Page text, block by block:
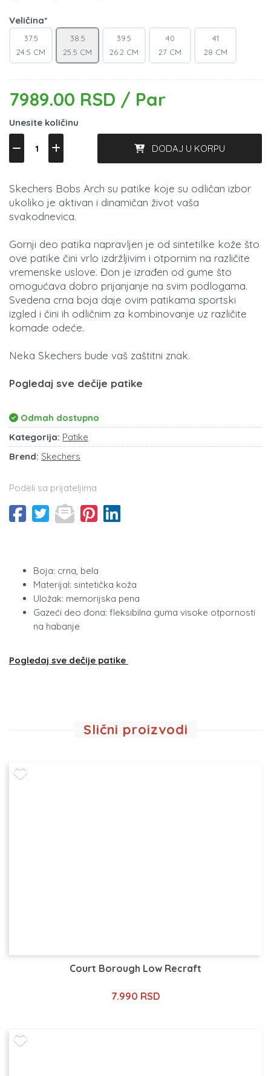
Veličina*
37.5
24.5 CM
38.5
25.5 CM
39.5
26.2 CM
40
27 CM
41
28 CM
7989.00 RSD / Par
Unesite količinu
DODAJ U KORPU
Skechers Bobs Arch su patike koje su odličan izbor
ukoliko je aktivan i dinamičan život vaša
svakodnevica.
Gornji deo patika napravljen je od sintetilke kože što
ove patike čini vrlo izdržljivim i otpornim na različite
vremenske uslove. Đon je izrađen od gume što
omogućava dobro prijanjanje na svim podlogama.
Svedena crna boja daje ovim patikama sportski
izgled i čini ih odličnim za kombinovanje uz različite
komade odeće.
Neka Skechers bude vaš zaštitni znak.
Pogledaj sve dečije patike
Odmah dostupno
Kategorija: Patike
Brend: Skechers
Podeli sa prijateljima
Boja: crna, bela
Materijal: sintetička koža
Uložak: memorijska pena
Gazeći deo đona: fleksibilna guma visoke otpornosti
na habanje
Pogledaj sve dečije patike
Slični proizvodi
Court Borough Low Recraft
7.990 RSD